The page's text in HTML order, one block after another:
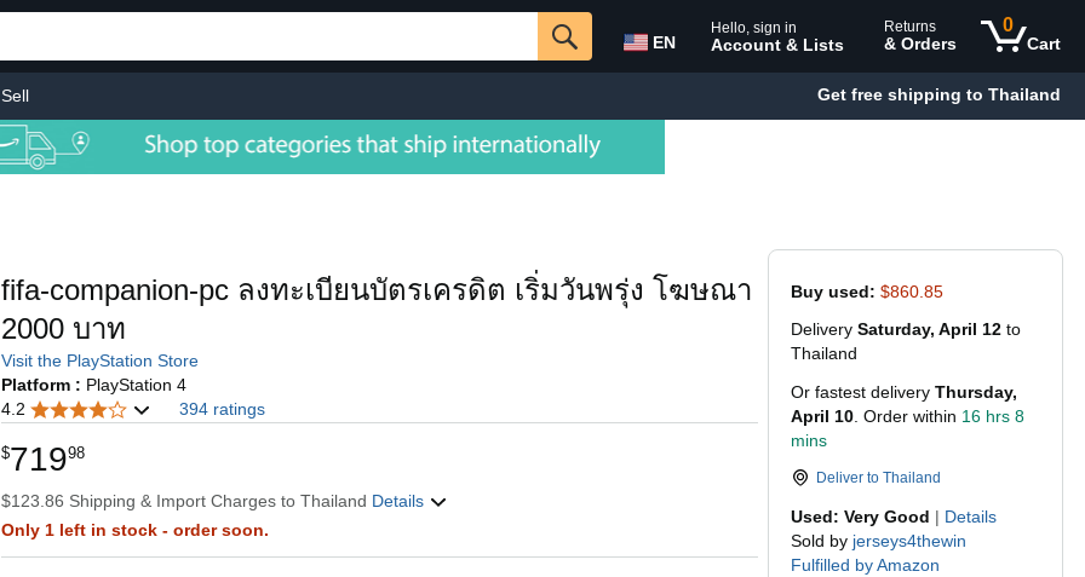
EN
Hello, sign in
Account & Lists
Returns
& Orders
0
Cart
Sell Get free shipping to Thailand
Buy used: $860.85
Delivery Saturday, April 12 to
Thailand
Or fastest delivery Thursday,
April 10 . Order within 16 hrs 8
mins
Deliver to Thailand
Used: Very Good | Details
Sold by jerseys4thewin
Fulfilled by Amazon
fifa-companion-pc ลงทะเบียนบัตรเครดิต เริ่มวันพรุ่ง โฆษณา
2000 บาท
Visit the PlayStation Store
Platform : PlayStation 4
4.2
394 ratings
$71998
$123.86 Shipping & Import Charges to Thailand Details
Only 1 left in stock - order soon.